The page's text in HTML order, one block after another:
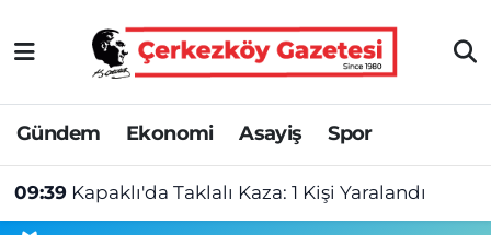
Gündem Ekonomi Asayiş Spor
09:39 Kapaklı'da Taklalı Kaza: 1 Kişi Yaralandı
Asayiş
Ekonomi
Gündem
Tekirdağ Nöbetçi Eczaneler
Tekirdağ Hava Durumu
Tekirdağ Namaz Vakitleri